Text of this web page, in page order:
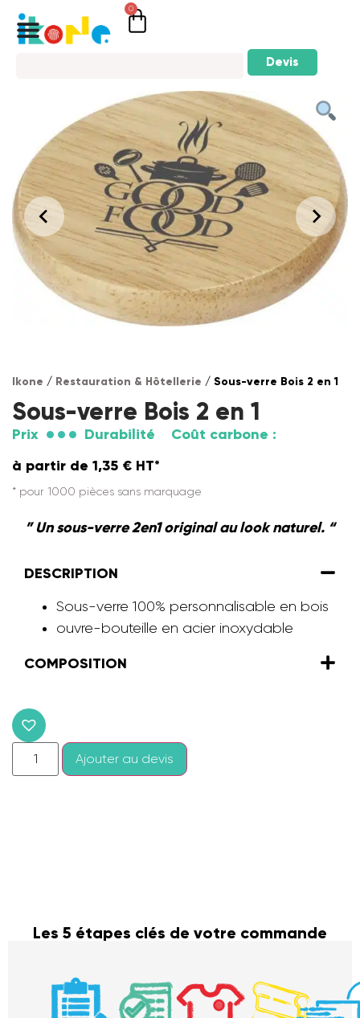
0
Devis
Ikone / Restauration & Hôtellerie / Sous-verre Bois 2 en 1
Sous-verre Bois 2 en 1
Prix Durabilité
Coût carbone :
à partir de 1,35 € HT*
* pour 1000 pièces sans marquage
” Un sous-verre 2en1 original au look naturel. “
DESCRIPTION
Sous-verre 100% personnalisable en bois
ouvre-bouteille en acier inoxydable
COMPOSITION
Ajouter au devis
Les 5 étapes clés de votre commande